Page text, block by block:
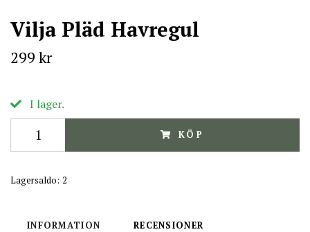
Vilja Pläd Havregul
299 kr
I lager.
KÖP
Lagersaldo: 2
INFORMATION RECENSIONER